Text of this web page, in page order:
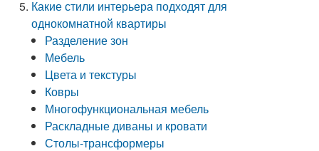
Какие стили интерьера подходят для
однокомнатной квартиры
Разделение зон
Мебель
Цвета и текстуры
Ковры
Многофункциональная мебель
Раскладные диваны и кровати
Столы-трансформеры